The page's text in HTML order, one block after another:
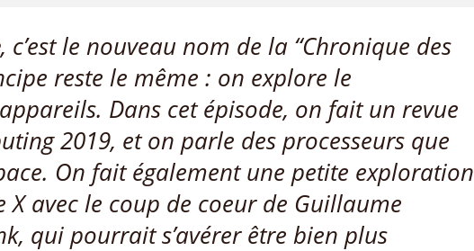
, c’est le nouveau nom de la “Chronique des
reste le même : on explore le
Dans cet épisode, on fait un revue
2019, et on parle des processeurs que
On fait également une petite exploration
X avec le coup de coeur de Guillaume
qui pourrait s’avérer être bien plus